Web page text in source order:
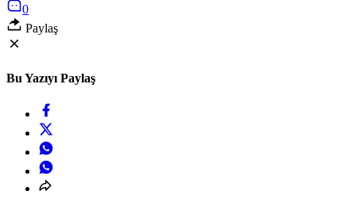
0
Paylaş
Bu Yazıyı Paylaş